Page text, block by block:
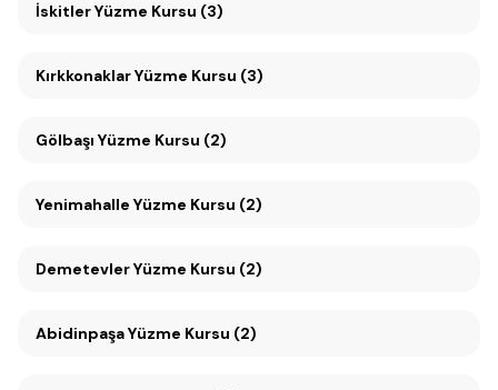
İskitler Yüzme Kursu (3)
Kırkkonaklar Yüzme Kursu (3)
Gölbaşı Yüzme Kursu (2)
Yenimahalle Yüzme Kursu (2)
Demetevler Yüzme Kursu (2)
Abidinpaşa Yüzme Kursu (2)